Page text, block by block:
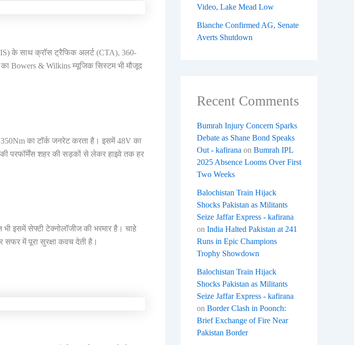
के साथ क्रॉस ट्रैफिक अलर्ट (CTA), 360-
Bowers & Wilkins म्यूजिक सिस्टम भी मौजूद
का टॉर्क जनरेट करता है। इसमें 48V का
परफॉर्मेंस शहर की सड़कों से लेकर हाइवे तक हर
इसमें सेफ्टी टेक्नोलॉजीज की भरमार है। चाहे
में पूरा सुरक्षा कवच देती है।
Video, Lake Mead Low
Blanche Confirmed AG, Senate
Averts Shutdown
Recent Comments
Bumrah Injury Concern Sparks
Debate as Shane Bond Speaks
Out - kafirana on Bumrah IPL
2025 Absence Looms Over First
Two Weeks
Balochistan Train Hijack
Shocks Pakistan as Militants
Seize Jaffar Express - kafirana
on India Halted Pakistan at 241
Runs in Epic Champions
Trophy Showdown
Balochistan Train Hijack
Shocks Pakistan as Militants
Seize Jaffar Express - kafirana
on Border Clash in Poonch:
Brief Exchange of Fire Near
Pakistan Border